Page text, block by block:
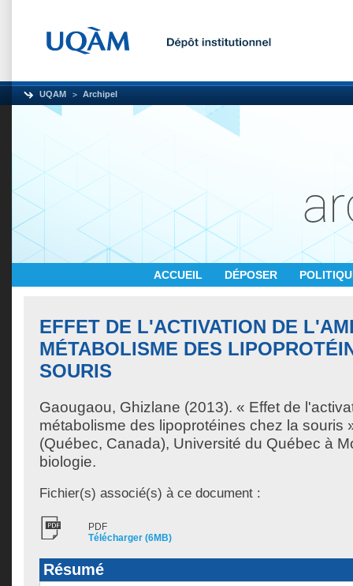
UQAM Archipel
ACCUEIL DÉPOSER
EFFET DE L'ACTIVATION DE
MÉTABOLISME DES
SOURIS
Gaougaou, Ghizlane (2013). « Effet de
métabolisme des lipoprotéines chez la souris
(Québec, Canada), Université du Québec à
biologie.
Fichier(s) associé(s) à ce document :
PDF
Télécharger (6MB)
Résumé